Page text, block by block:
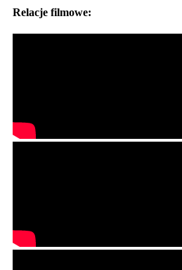
Relacje filmowe: